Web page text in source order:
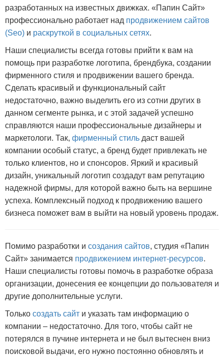
разработанных на известных движках. «Папин Сайт»
профессионально работает над продвижением сайтов
(Seo) и раскруткой в социальных сетях.
Наши специалисты всегда готовы прийти к вам на
помощь при разработке логотипа, брендбука, создании
фирменного стиля и продвижении вашего бренда.
Сделать красивый и функциональный сайт
недостаточно, важно выделить его из сотни других в
данном сегменте рынка, и с этой задачей успешно
справляются наши профессиональные дизайнеры и
маркетологи. Так, фирменный стиль даст вашей
компании особый статус, а бренд будет привлекать не
только клиентов, но и спонсоров. Яркий и красивый
дизайн, уникальный логотип создадут вам репутацию
надежной фирмы, для которой важно быть на вершине
успеха. Комплексный подход к продвижению вашего
бизнеса поможет вам в выйти на новый уровень продаж.
Помимо разработки и создания сайтов, студия «Папин
Сайт» занимается продвижением интернет-ресурсов.
Наши специалисты готовы помочь в разработке образа
организации, донесения ее концепции до пользователя и
другие дополнительные услуги.
Только создать сайт и указать там информацию о
компании – недостаточно. Для того, чтобы сайт не
потерялся в пучине интернета и не был вытеснен вниз
поисковой выдачи, его нужно постоянно обновлять и